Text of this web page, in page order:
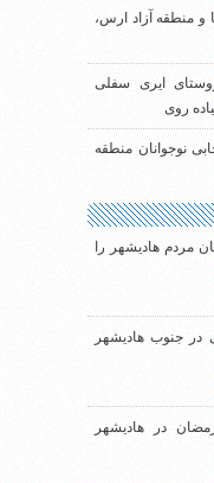
منطقه آزاد ارس،
ایری سفلی
روی
نوجوانان منطقه
مردم هادیشهر را
جنوب هادیشهر
در هادیشهر